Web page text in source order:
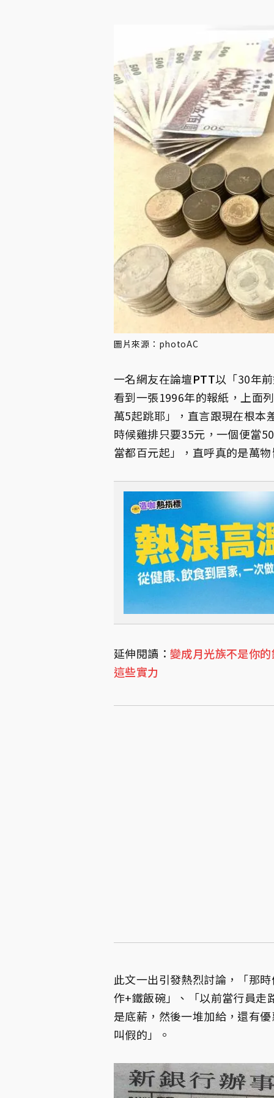
圖片來源：photoAC
一名網友在論壇PTT以「30年
看到一張1996年的報紙，上面
萬5起跳耶」，直言跟現在根本
時候雞排只要35元，一個便當
當都百元起」，直呼真的是萬
延伸閱讀： 變成月光族不是你
這些實力
此文一出引發熱烈討論，「那
作+鐵飯碗」、「以前當行員走
是底薪，然後一堆加給，還有
叫假的」。